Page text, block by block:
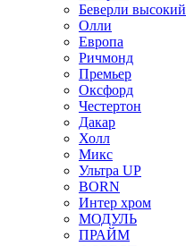
Беверли высокий
Олли
Европа
Ричмонд
Премьер
Оксфорд
Честертон
Дакар
Холл
Микс
Ультра UP
BORN
Интер хром
МОДУЛЬ
ПРАЙМ